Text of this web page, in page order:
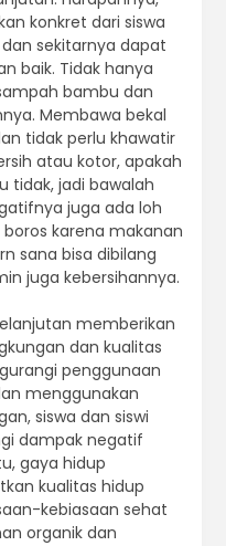
konkret dari siswa
sekitarnya dapat
baik. Tidak hanya
bambu dan
Membawa bekal
tidak perlu khawatir
atau kotor, apakah
tidak, jadi bawalah
juga ada loh
karena makanan
sana bisa dibilang
juga kebersihannya.
memberikan
dan kualitas
penggunaan
menggunakan
siswa dan siswi
dampak negatif
gaya hidup
kualitas hidup
kebiasaan sehat
organik dan